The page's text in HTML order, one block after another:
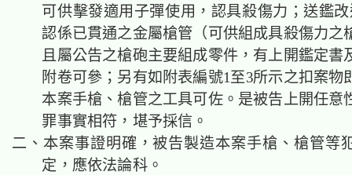
可供擊發適用子彈使用，認具殺傷力；送鑑
認係已貫通之金屬槍管（可供組成具殺傷力之
且屬公告之槍砲主要組成零件，有上開鑑定書
附卷可參；另有如附表編號1至3所示之扣案物
本案手槍、槍管之工具可佐。是被告上開任意
罪事實相符，堪予採信。
二、本案事證明確，被告製造本案手槍、槍管等
定，應依法論科。